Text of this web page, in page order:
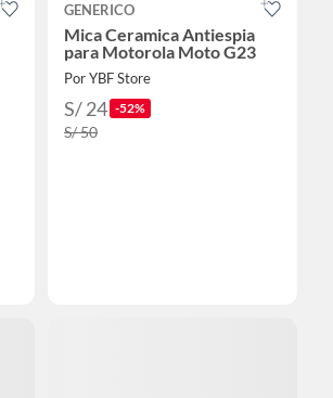
GENERICO
Mica Ceramica Antiespia
para Motorola Moto G23
Por YBF Store
S/ 24 -52%
S/ 50